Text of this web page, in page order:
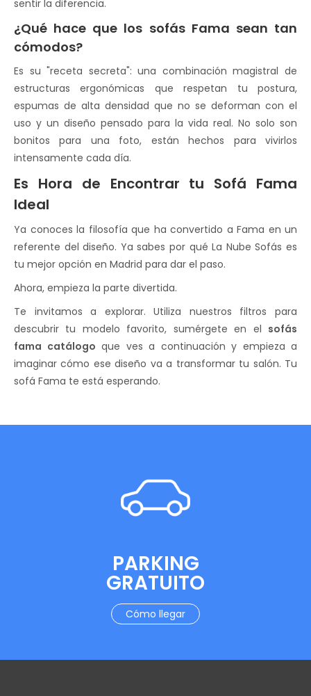
sentir la diferencia.
¿Qué hace que los sofás Fama sean tan
cómodos?
Es su "receta secreta": una combinación magistral de
estructuras ergonómicas que respetan tu postura,
espumas de alta densidad que no se deforman con el
uso y un diseño pensado para la vida real. No solo son
bonitos para una foto, están hechos para vivirlos
intensamente cada día.
Es Hora de Encontrar tu Sofá Fama
Ideal
Ya conoces la filosofía que ha convertido a Fama en un
referente del diseño. Ya sabes por qué La Nube Sofás es
tu mejor opción en Madrid para dar el paso.
Ahora, empieza la parte divertida.
Te invitamos a explorar. Utiliza nuestros filtros para
descubrir tu modelo favorito, sumérgete en el sofás
fama catálogo que ves a continuación y empieza a
imaginar cómo ese diseño va a transformar tu salón. Tu
sofá Fama te está esperando.
PARKING
GRATUITO
Cómo llegar